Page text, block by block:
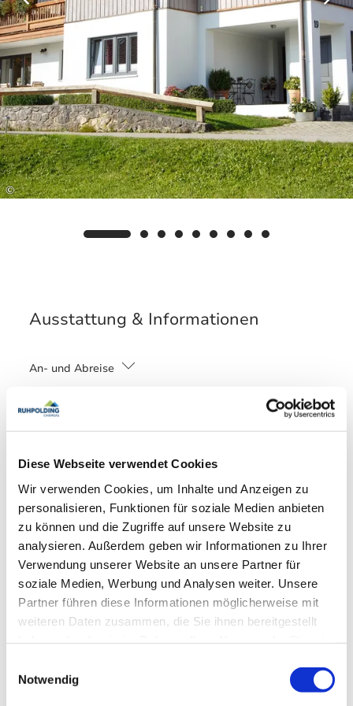
Diese Webseite verwendet Cookies
Wir verwenden Cookies, um Inhalte und Anzeigen zu
personalisieren, Funktionen für soziale Medien anbieten
zu können und die Zugriffe auf unsere Website zu
analysieren. Außerdem geben wir Informationen zu Ihrer
Verwendung unserer Website an unsere Partner für
soziale Medien, Werbung und Analysen weiter. Unsere
Partner führen diese Informationen möglicherweise mit
weiteren Daten zusammen, die Sie ihnen bereitgestellt
Notwendig
überraschen lassen. Auf Wunsch senden wir
Ihnen gerne weitere Informationen und die
detaillierten Nutzungsbedingungen zu.
©
Ausstattung & Informationen
An- und Abreise
Anreise: 15:00 - 24:00
Abholung vom Bahnhof
Fahrradparkplätze
Waschsalon/Wäscheservice
Parkplatz am Haus
Raucherbereich
Zahlungsoptionen vor Ort
Ausschließlich Barzahlung
Aktivitäten
Fahrradtouren
Golfplatz (Entfernung max. 3 km)
Langlaufen
Minigolf Radfahren Reiten
Skifahren
Richtlinien
Haustiere nicht erlaubt
Kinder willkommen
sind Nichtraucherzonen)
Radfahren